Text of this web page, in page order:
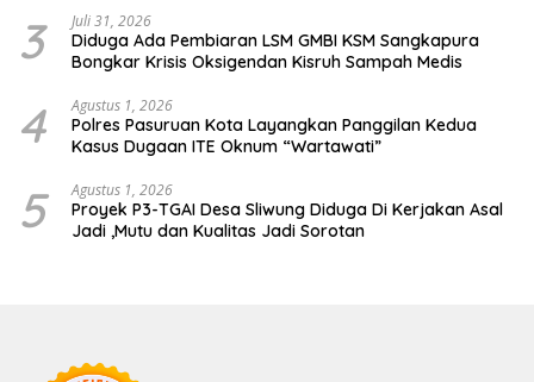
3 Juli 31, 2026
Diduga Ada Pembiaran LSM GMBI KSM Sangkapura
Bongkar Krisis Oksigendan Kisruh Sampah Medis
4 Agustus 1, 2026
Polres Pasuruan Kota Layangkan Panggilan Kedua
Kasus Dugaan ITE Oknum “Wartawati”
5 Agustus 1, 2026
Proyek P3-TGAI Desa Sliwung Diduga Di Kerjakan Asal
Jadi ,Mutu dan Kualitas Jadi Sorotan